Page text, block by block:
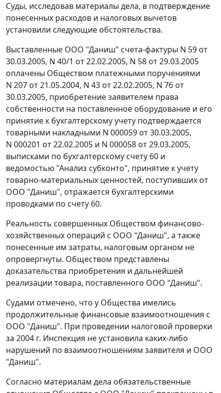
Суды, исследовав материалы дела, в подтверждение
понесенных расходов и налоговых вычетов
установили следующие обстоятельства.
Выставленные ООО "Даниш" счета-фактуры N 59 от
30.03.2005, N 40/1 от 22.02.2005, N 58 от 29.03.2005
оплачены Обществом платежными поручениями
N 207 от 21.05.2004, N 43 от 22.02.2005, N 76 от
30.03.2005, приобретение заявителем права
собственности на поставленное оборудование и его
принятие к бухгалтерскому учету подтверждается
товарными накладными N 000059 от 30.03.2005,
N 000201 от 22.02.2005 и N 000058 от 29.03.2005,
выписками по бухгалтерскому счету 60 и
ведомостью "Анализ субконто", принятие к учету
товарно-материальных ценностей, поступивших от
ООО "Даниш", отражается бухгалтерскими
проводками по счету 60.
Реальность совершенных Обществом финансово-
хозяйственных операций с ООО "Даниш", а также
понесенные им затраты, налоговым органом не
опровергнуты. Обществом представлены
доказательства приобретения и дальнейшей
реализации товара, поставленного ООО "Даниш".
Судами отмечено, что у Общества имелись
продолжительные финансовые взаимоотношения с
ООО "Даниш". При проведении налоговой проверки
за 2004 г. Инспекция не установила каких-либо
нарушений по взаимоотношениям заявителя и ООО
"Даниш".
Согласно материалам дела обязательственные